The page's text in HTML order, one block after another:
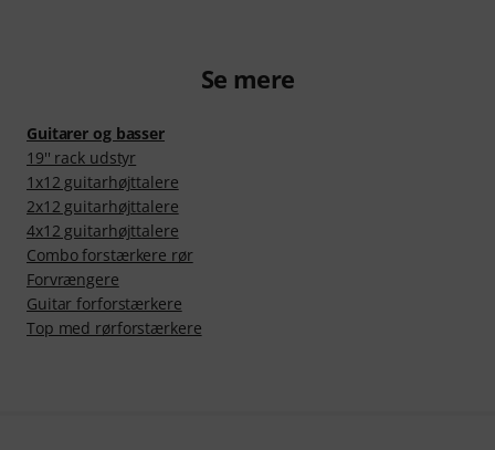
Se mere
Guitarer og basser
19'' rack udstyr
1x12 guitarhøjttalere
2x12 guitarhøjttalere
4x12 guitarhøjttalere
Combo forstærkere rør
Forvrængere
Guitar forforstærkere
Top med rørforstærkere